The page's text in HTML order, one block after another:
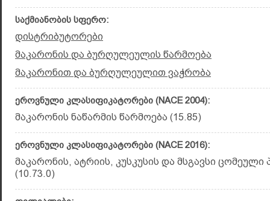
საქმიანობის სფერო:
დისტრიბუტორები
მაკარონის და ბურღულეულის წარმოება
მაკარონით და ბურღულეულით ვაჭრობა
ეროვნული კლასიფიკატორები (NACE 2004):
მაკარონის ნაწარმის წარმოება (15.85)
ეროვნული კლასიფიკატორები (NACE 2016):
მაკარონის, ატრიის, კუსკუსის და მსგავსი
(10.73.0)